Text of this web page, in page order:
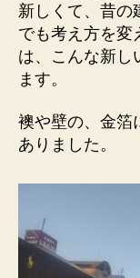
新しくて、昔の
でも考え方を変
は、こんな新し
ます。
襖や壁の、金箔
ありました。